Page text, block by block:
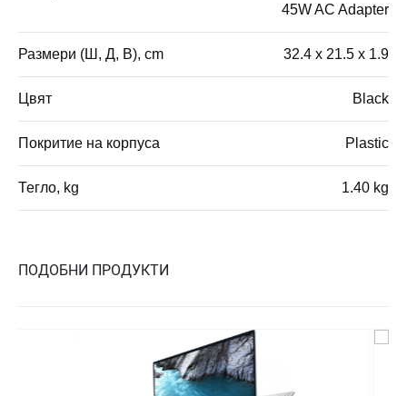
45W AC Adapter
Размери (Ш, Д, В), cm 32.4 x 21.5 x 1.9
Цвят Black
Покритие на корпуса Plastic
Тегло, kg 1.40 kg
ПОДОБНИ ПРОДУКТИ